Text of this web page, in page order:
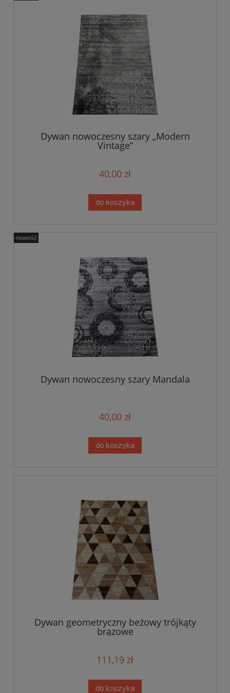
Dywan nowoczesny szary „Modern
Vintage”
40,00 zł
do koszyka
Dywan nowoczesny szary Mandala
40,00 zł
do koszyka
nowość
Dywan geometryczny beżowy trójkąty
brązowe
111,19 zł
do koszyka